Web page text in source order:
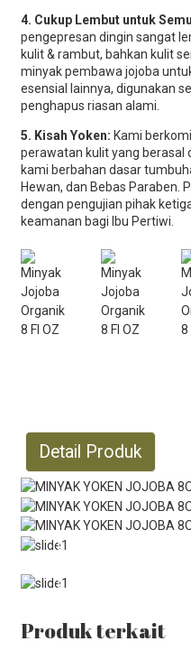
4. Cukup Lembut untuk
pengepresan dingin sangat
kulit & rambut, bahkan kulit
minyak pembawa jojoba
esensial lainnya, digunakan
penghapus riasan alami.
5. Kisah Yoken: Kami
perawatan kulit yang berasal
kami berbahan dasar
Hewan, dan Bebas Paraben.
dengan pengujian pihak
keamanan bagi Ibu Pertiwi.
Detail Produk
Produk terkait